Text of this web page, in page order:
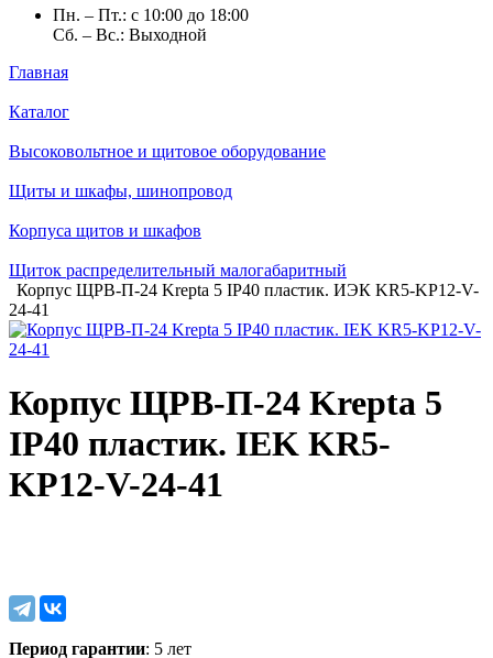
Пн. – Пт.: с 10:00 до 18:00
Сб. – Вс.: Выходной
Главная
Каталог
Высоковольтное и щитовое оборудование
Щиты и шкафы, шинопровод
Корпуса щитов и шкафов
Щиток распределительный малогабаритный
Корпус ЩРВ-П-24 Krepta 5 IP40 пластик. ИЭК KR5-KP12-V-
24-41
Корпус ЩРВ-П-24 Krepta 5
IP40 пластик. IEK KR5-
KP12-V-24-41
Период гарантии: 5 лет